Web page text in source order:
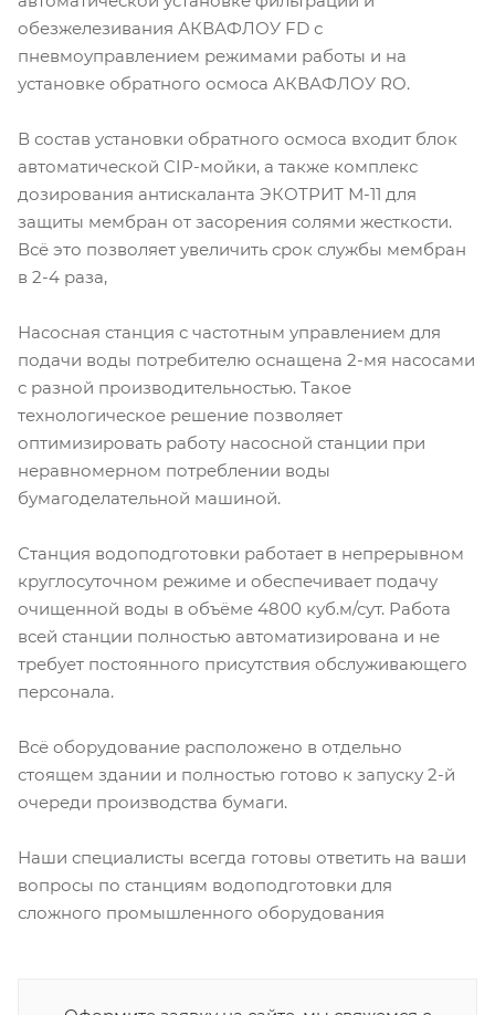
обезжелезивания АКВАФЛОУ FD с
пневмоуправлением режимами работы и на
установке обратного осмоса АКВАФЛОУ RO.
В состав установки обратного осмоса входит блок
автоматической CIP-мойки, а также комплекс
дозирования антискаланта ЭКОТРИТ М-11 для
защиты мембран от засорения солями жесткости.
Всё это позволяет увеличить срок службы мембран
в 2-4 раза,
Насосная станция с частотным управлением для
подачи воды потребителю оснащена 2-мя насосами
с разной производительностью. Такое
технологическое решение позволяет
оптимизировать работу насосной станции при
неравномерном потреблении воды
бумагоделательной машиной.
Станция водоподготовки работает в непрерывном
круглосуточном режиме и обеспечивает подачу
очищенной воды в объёме 4800 куб.м/сут. Работа
всей станции полностью автоматизирована и не
требует постоянного присутствия обслуживающего
персонала.
Всё оборудование расположено в отдельно
стоящем здании и полностью готово к запуску 2-й
очереди производства бумаги.
Наши специалисты всегда готовы ответить на ваши
вопросы по станциям водоподготовки для
сложного промышленного оборудования